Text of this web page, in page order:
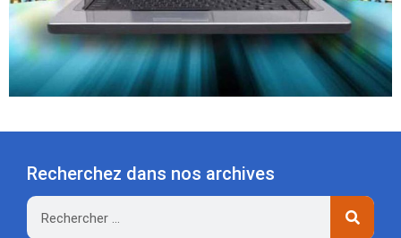
Recherchez dans nos archives
Rechercher